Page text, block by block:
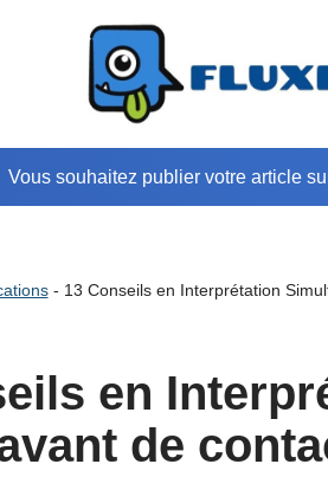
Vous souhaitez publier votre article
- 13 Conseils en Interprétation
en
de